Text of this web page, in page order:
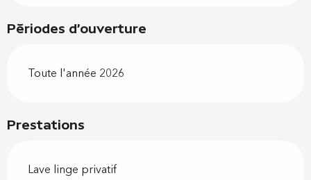
Prestations
Lave linge privatif
Périodes d'ouverture
Toute l'année 2026